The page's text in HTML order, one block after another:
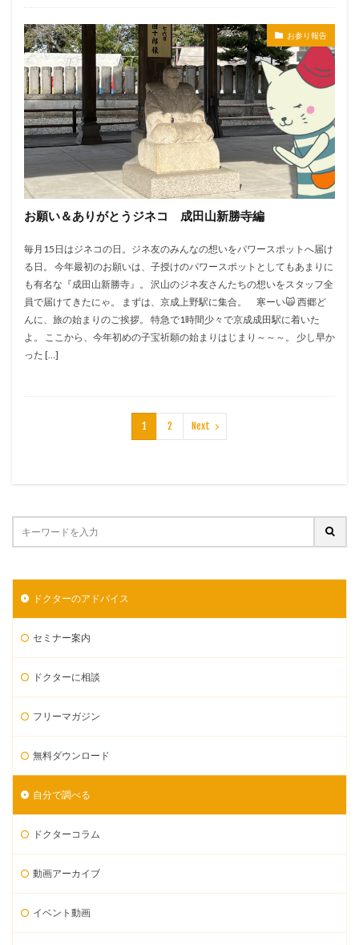
お参り報告
お願い＆ありがとうジネコ 成田山新勝寺編
毎月15日はジネコの日。ジネ友のみんなの想いをパワースポットへ届け
る日。 今年最初のお願いは、子授けのパワースポットとしてもあまりに
も有名な『成田山新勝寺』。 沢山のジネ友さんたちの想いをスタッフ全
員で届けてきたにゃ。 まずは、京成上野駅に集合。 寒ーい🙀 西郷ど
んに、旅の始まりのご挨拶。 特急で1時間少々で京成成田駅に着いた
よ。 ここから、今年初めの子宝祈願の始まりはじまり～～～。 少し早か
った […]
1 2 Next
ドクターのアドバイス
セミナー案内
ドクターに相談
フリーマガジン
無料ダウンロード
自分で調べる
ドクターコラム
動画アーカイブ
イベント動画